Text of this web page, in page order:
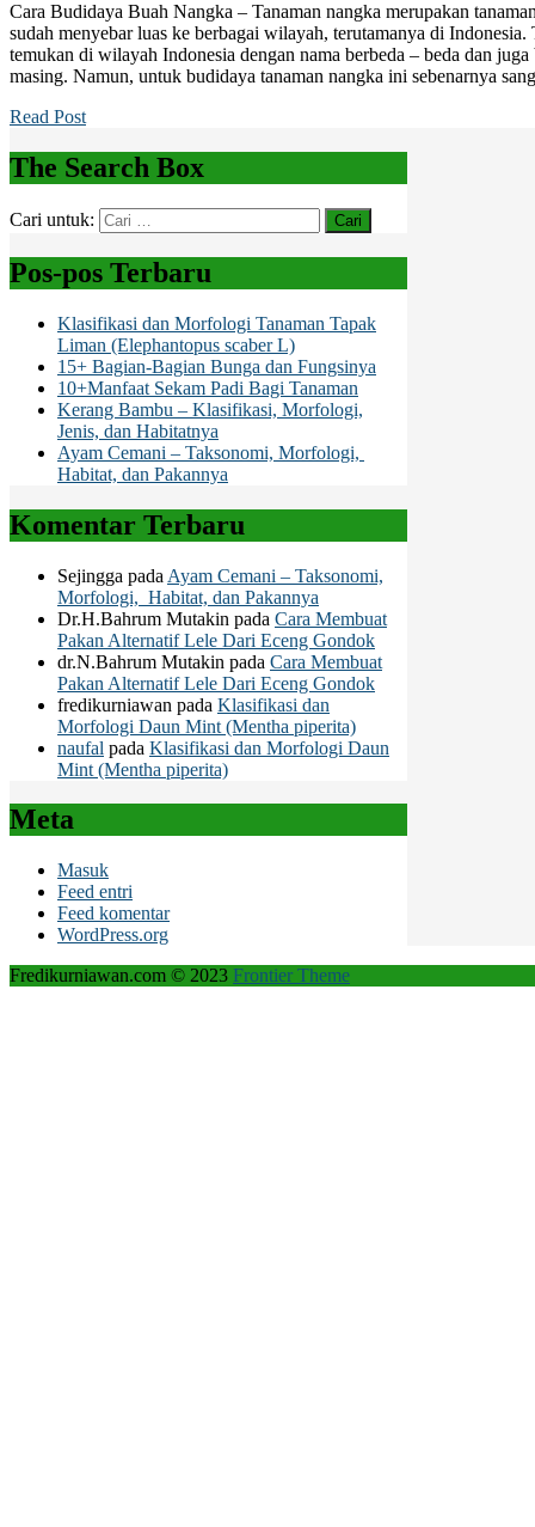
Cara Budidaya Buah Nangka – Tanaman nangka merupakan
sudah menyebar luas ke berbagai wilayah, terutamanya di
temukan di wilayah Indonesia dengan nama berbeda – beda dan
masing. Namun, untuk budidaya tanaman nangka ini sebenarnya
Read Post
The Search Box
Cari untuk:
Pos-pos Terbaru
Klasifikasi dan Morfologi Tanaman Tapak
Liman (Elephantopus scaber L)
15+ Bagian-Bagian Bunga dan Fungsinya
10+Manfaat Sekam Padi Bagi Tanaman
Kerang Bambu – Klasifikasi, Morfologi,
Jenis, dan Habitatnya
Ayam Cemani – Taksonomi, Morfologi,
Habitat, dan Pakannya
Komentar Terbaru
Sejingga pada Ayam Cemani – Taksonomi,
Morfologi, Habitat, dan Pakannya
Dr.H.Bahrum Mutakin pada Cara Membuat
Pakan Alternatif Lele Dari Eceng Gondok
dr.N.Bahrum Mutakin pada Cara Membuat
Pakan Alternatif Lele Dari Eceng Gondok
fredikurniawan pada Klasifikasi dan
Morfologi Daun Mint (Mentha piperita)
naufal pada Klasifikasi dan Morfologi Daun
Mint (Mentha piperita)
Meta
Masuk
Feed entri
Feed komentar
WordPress.org
Fredikurniawan.com © 2023 Frontier Theme